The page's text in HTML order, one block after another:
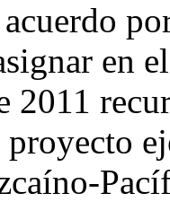
en
2011